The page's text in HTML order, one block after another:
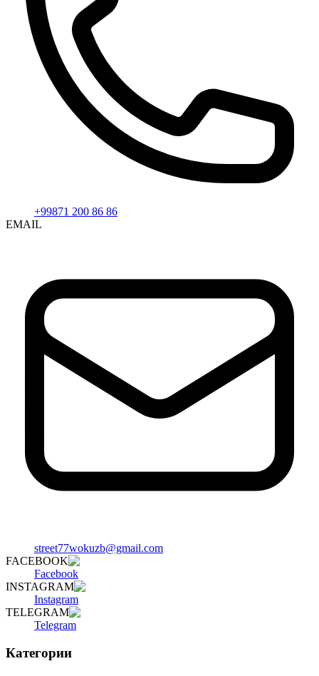
+99871 200 86 86
EMAIL
street77wokuzb@gmail.com
FACEBOOK
Facebook
INSTAGRAM
Instagram
TELEGRAM
Telegram
Категории